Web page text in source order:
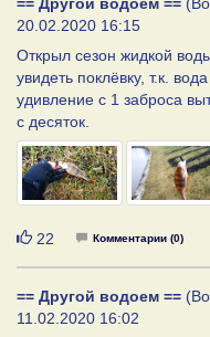
20.02.2020 16:15
Открыл сезон жидкой
увидеть поклёвку, т.к.
удивление с 1 заброса
с десяток.
Нравится
22 Комментарии (0)
== Другой водоем ==
11.02.2020 16:02